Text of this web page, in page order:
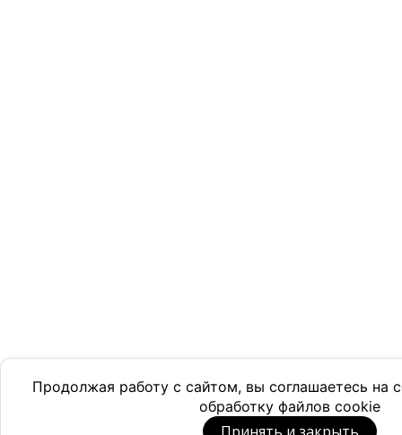
Продолжая работу с сайтом, вы соглашаетесь на
обработку файлов cookie